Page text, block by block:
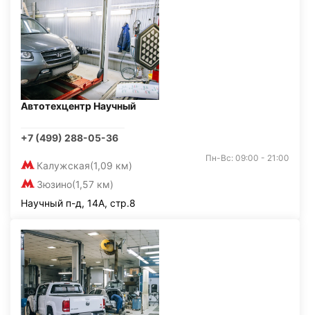
Автотехцентр Научный
+7 (499) 288-05-36
Калужская(1,09 км)
Зюзино(1,57 км)
Пн-Вс: 09:00 - 21:00
Научный п-д, 14А, стр.8